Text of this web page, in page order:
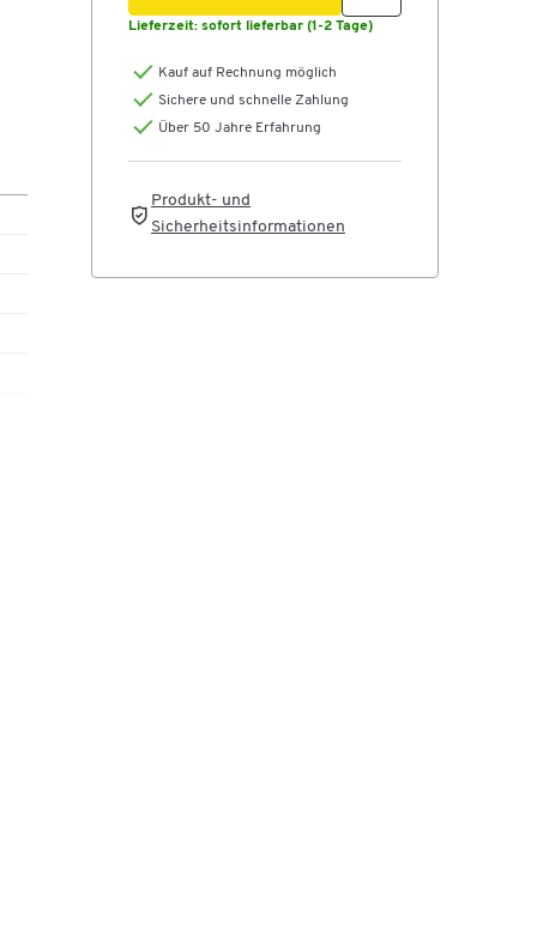
Lieferzeit: sofort lieferbar (1-2 Tage)
Kauf auf Rechnung möglich
Sichere und schnelle Zahlung
Über 50 Jahre Erfahrung
Produkt- und
Sicherheitsinformationen